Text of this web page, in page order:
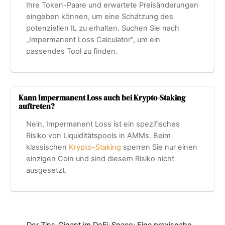
Ihre Token-Paare und erwartete Preisänderungen
eingeben können, um eine Schätzung des
potenziellen IL zu erhalten. Suchen Sie nach
„Impermanent Loss Calculator“, um ein
passendes Tool zu finden.
Kann Impermanent Loss auch bei Krypto-Staking
auftreten?
Nein, Impermanent Loss ist ein spezifisches
Risiko von Liquiditätspools in AMMs. Beim
klassischen Krypto-Staking sperren Sie nur einen
einzigen Coin und sind diesem Risiko nicht
ausgesetzt.